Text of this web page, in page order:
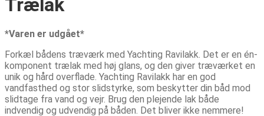
Trælak
*Varen er udgået*
Forkæl bådens træværk med Yachting Ravilakk. Det er en én-
komponent trælak med høj glans, og den giver træværket en
unik og hård overflade. Yachting Ravilakk har en god
vandfasthed og stor slidstyrke, som beskytter din båd mod
slidtage fra vand og vejr. Brug den plejende lak både
indvendig og udvendig på båden. Det bliver ikke nemmere!